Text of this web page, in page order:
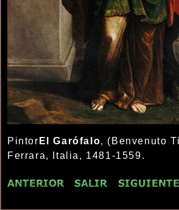
Pintor El Garófalo, (Benvenuto
Ferrara, Italia, 1481-1559.